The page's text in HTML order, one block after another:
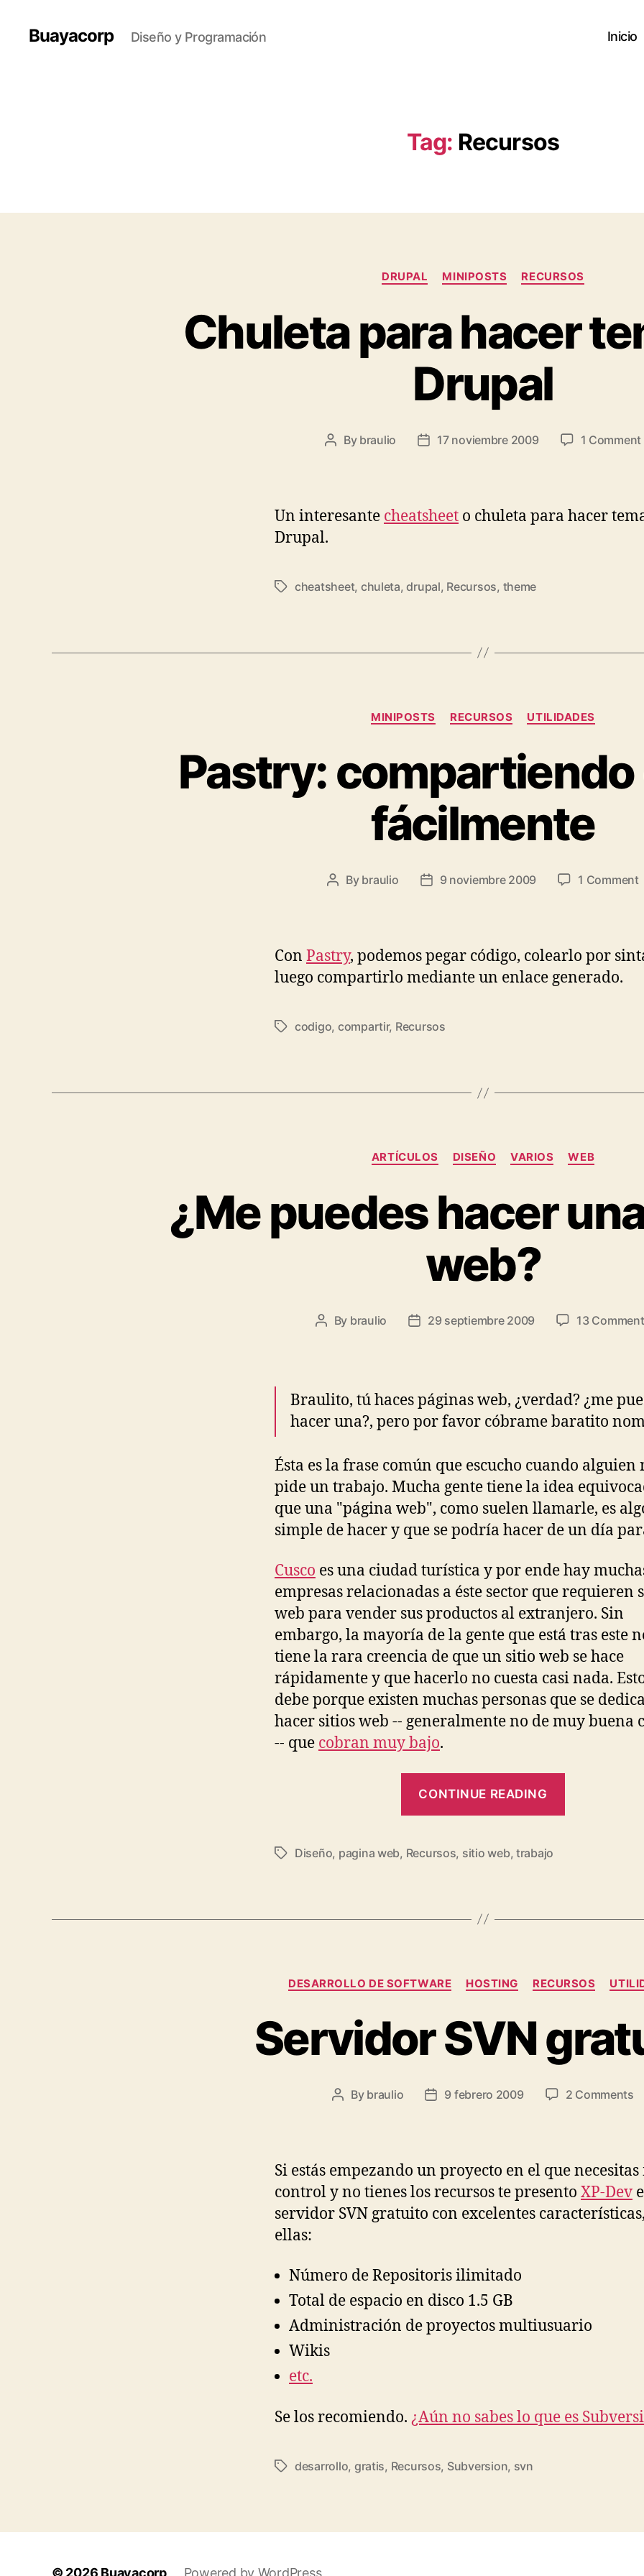
Buayacorp Diseño y Programación Inicio
Tag: Recursos
Categories
DRUPAL MINIPOSTS RECURSOS
Chuleta para hacer
Drupal
Post
By braulio
Post17 noviembre 2009 1 Comment
Un interesante cheatsheet o chuleta para hacer
Drupal.
Tagscheatsheet, chuleta,drupal, Recursos, theme
Categories
MINIPOSTS RECURSOS UTILIDADES
Pastry:
fácilmente
Post
By braulio
Post9 noviembre 2009 1 Comment
Con Pastry, podemos pegar código, colearlo por
luego compartirlo mediante un enlace generado.
Tagscodigo, compartir, Recursos
Categories
ARTÍ­CULOS DISEÑO VARIOS WEB
¿Me puedes hacer
web?
Post
By braulio
Post29 septiembre 2009 13
Braulito, tú haces páginas web, ¿verdad? ¿me
hacer una?, pero por favor cóbrame baratito
Ésta es la frase común que escucho cuando alguien
pide un trabajo. Mucha gente tiene la idea
que una "página web", como suelen llamarle, es
simple de hacer y que se podría hacer de un día
Cusco es una ciudad turística y por ende hay
empresas relacionadas a éste sector que requieren
web para vender sus productos al extranjero. Sin
embargo, la mayoría de la gente que está tras este
tiene la rara creencia de que un sitio web se hace
rápidamente y que hacerlo no cuesta casi nada.
debe porque existen muchas personas que se
hacer sitios web -- generalmente no de muy buena
-- que cobran muy bajo.
CONTINUE READING
TagsDiseño, pagina web, Recursos, sitio web, trabajo
Categories
DESARROLLO DE SOFTWARE HOSTING RECURSOS
Servidor SVN
Post
By braulio
Post9 febrero 2009 2 Commentson
Si estás empezando un proyecto en el que
control y no tienes los recursos te presento XP-Dev
servidor SVN gratuito con excelentes
ellas:
Número de Repositoris ilimitado
Total de espacio en disco 1.5 GB
Administración de proyectos multiusuario
Wikis
etc.
Se los recomiendo. ¿Aún no sabes lo que es
Tagsdesarrollo, gratis, Recursos, Subversion, svn
© 2026 Buayacorp Powered by WordPress